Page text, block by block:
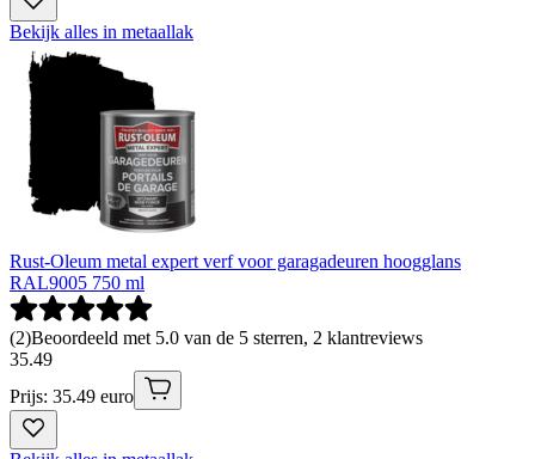
Bekijk alles in metaallak
Rust-Oleum metal expert verf voor garagadeuren hoogglans
RAL9005 750 ml
(2)Beoordeeld met 5.0 van de 5 sterren, 2 klantreviews
35.49
Prijs: 35.49 euro